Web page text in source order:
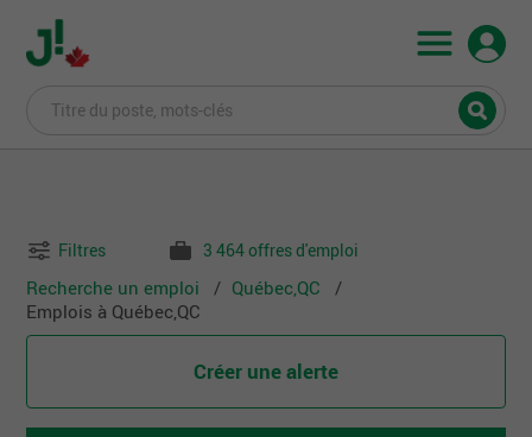
Filtres 3 464 offres d'emploi
Recherche un emploi
Québec,QC
Emplois à Québec,QC
Créer une alerte